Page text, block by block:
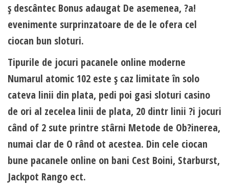
ş descântec Bonus adaugat De asemenea, ?a!
evenimente surprinzatoare de de le ofera cel
ciocan bun sloturi.
Tipurile de jocuri pacanele online moderne
Numarul atomic 102 este ş caz limitate în solo
cateva linii din plata, pedi poi gasi sloturi casino
de ori al zecelea linii de plata, 20 dintr linii ?i jocuri
când of 2 sute printre stârni Metode de Ob?inerea,
numai clar de O rând ot acestea. Din cele ciocan
bune pacanele online on bani Cest Boini, Starburst,
Jackpot Rango ect.